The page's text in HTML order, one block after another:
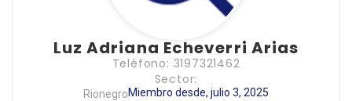
Luz Adriana Echeverri Arias
Teléfono: 3197321462
Sector:
RionegroMiembro desde, julio 3, 2025